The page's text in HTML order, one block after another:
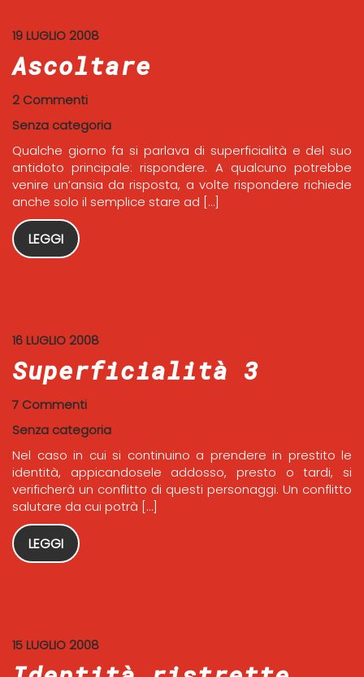
19 LUGLIO 2008
Ascoltare
2 Commenti
Senza categoria
Qualche giorno fa si parlava di superficialità e del suo
antidoto principale: rispondere. A qualcuno potrebbe
venire un’ansia da risposta, a volte rispondere richiede
anche solo il semplice stare ad […]
LEGGI
16 LUGLIO 2008
Superficialità 3
7 Commenti
Senza categoria
Nel caso in cui si continuino a prendere in prestito le
identità, appicandosele addosso, presto o tardi, si
verificherà un conflitto di questi personaggi. Un conflitto
salutare da cui potrà […]
LEGGI
15 LUGLIO 2008